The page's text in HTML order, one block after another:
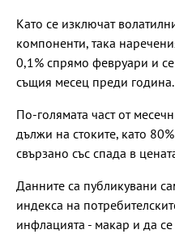
Като се изключат
компоненти, така
0,1% спрямо февруари и
същия месец преди година.
По-голямата част от
дължи на стоките, като
свързано със спада в
Данните са публикувани
индекса на
инфлацията - макар и да